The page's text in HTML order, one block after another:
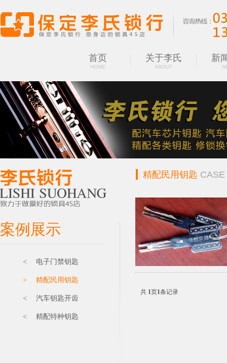
首页
HOME
关于李氏
ABOUT
新
案例展示
< 电子门禁钥匙
> 精配民用钥匙
< 汽车钥匙开齿
< 精配特种钥匙
精配民用钥匙 CASE
共 1页1条记录